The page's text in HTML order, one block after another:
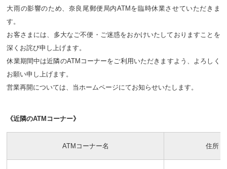
大雨の影響のため、奈良尾郵便局内ATMを臨時休業させていただきま
す。
お客さまには、多大なご不便・ご迷惑をおかけいたしておりますことを
深くお詫び申し上げます。
休業期間中は近隣のATMコーナーをご利用いただきますよう、よろしく
お願い申し上げます。
営業再開については、当ホームページにてお知らせいたします。
《近隣のATMコーナー》
ATMコーナー名 住所